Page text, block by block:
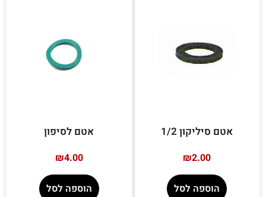
אטם סיליקון 1/2
₪2.00
הוספה לסל
אטם לסיפון
₪4.00
הוספה לסל